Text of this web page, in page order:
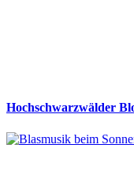
Hochschwarzwälder